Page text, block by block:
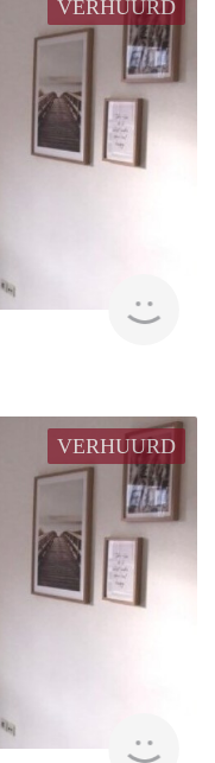
VERHUURD
VERHUURD